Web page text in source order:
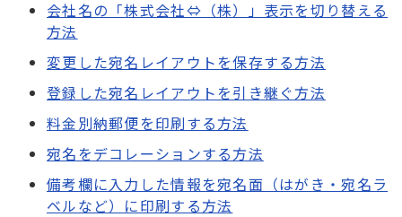
会社名の「株式会社⇔（株）」表示を切り替える
方法
変更した宛名レイアウトを保存する方法
登録した宛名レイアウトを引き継ぐ方法
料金別納郵便を印刷する方法
宛名をデコレーションする方法
備考欄に入力した情報を宛名面（はがき・宛名ラ
ベルなど）に印刷する方法